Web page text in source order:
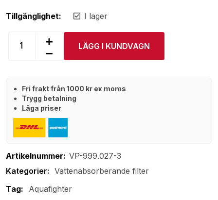
Tillgänglighet: I lager
LÄGG I KUNDVAGN
Fri frakt från 1000 kr ex moms
Trygg betalning
Låga priser
Artikelnummer: VP-999.027-3
Vattenabsorberande filter
Tag:
Aquafighter